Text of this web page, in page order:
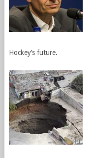
Hockey’s future.